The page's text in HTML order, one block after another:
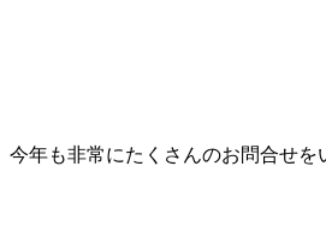
今年も非常にたくさんのお問合せを